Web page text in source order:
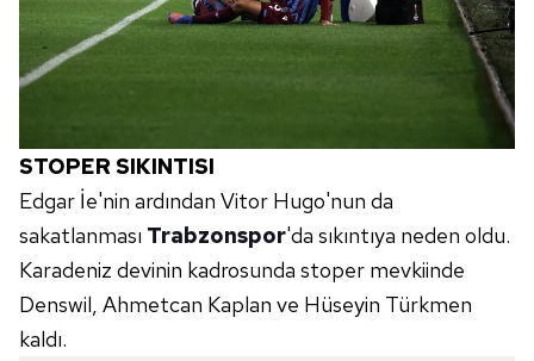
STOPER SIKINTISI
Edgar İe'nin ardından Vitor Hugo'nun da
sakatlanması Trabzonspor'da sıkıntıya neden oldu.
Karadeniz devinin kadrosunda stoper mevkiinde
Denswil, Ahmetcan Kaplan ve Hüseyin Türkmen
kaldı.